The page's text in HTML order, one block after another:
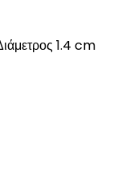
1.4 cm